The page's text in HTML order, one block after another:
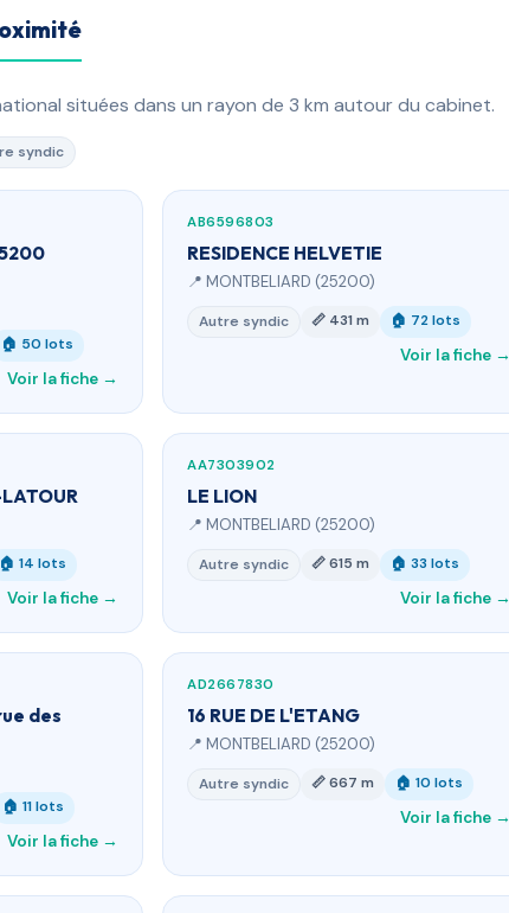
situées dans un rayon de 3 km autour du cabinet.
syndic
🏠 50 lots
Voir la fiche →
AB6596803
RESIDENCE HELVETIE
📍 MONTBELIARD (25200)
Autre syndic 📏 431 m 🏠 72 lots
Voir la fiche →
🏠 14 lots
Voir la fiche →
AA7303902
LE LION
📍 MONTBELIARD (25200)
Autre syndic 📏 615 m 🏠 33 lots
Voir la fiche →
des
🏠 11 lots
Voir la fiche →
AD2667830
16 RUE DE L'ETANG
📍 MONTBELIARD (25200)
Autre syndic 📏 667 m 🏠 10 lots
Voir la fiche →